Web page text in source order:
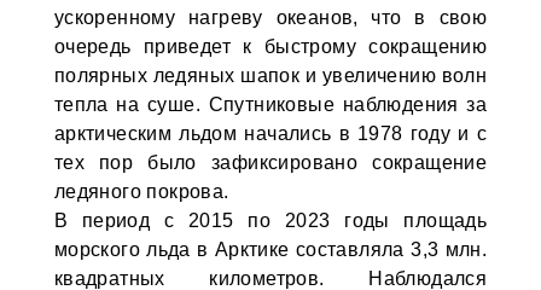
ускоренному нагреву океанов, что в свою
очередь приведет к быстрому сокращению
полярных ледяных шапок и увеличению волн
тепла на суше. Спутниковые наблюдения за
арктическим льдом начались в 1978 году и с
тех пор было зафиксировано сокращение
ледяного покрова.
В период с 2015 по 2023 годы площадь
морского льда в Арктике составляла 3,3 млн.
квадратных километров. Наблюдался